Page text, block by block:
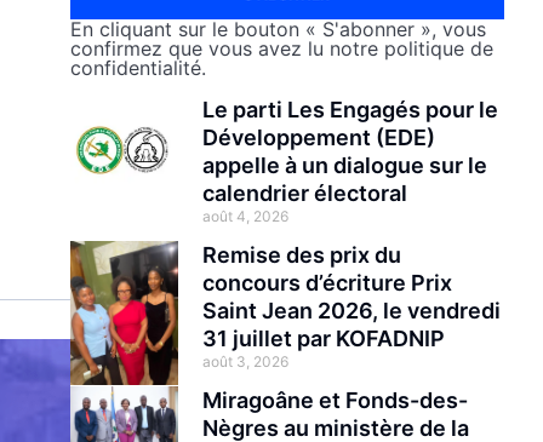
En cliquant sur le bouton « S'abonner », vous
confirmez que vous avez lu notre politique de
confidentialité.
Le parti Les Engagés pour le
Développement (EDE)
appelle à un dialogue sur le
calendrier électoral
août 4, 2026
Remise des prix du
concours d’écriture Prix
Saint Jean 2026, le vendredi
31 juillet par KOFADNIP
août 3, 2026
Miragoâne et Fonds-des-
Nègres au ministère de la